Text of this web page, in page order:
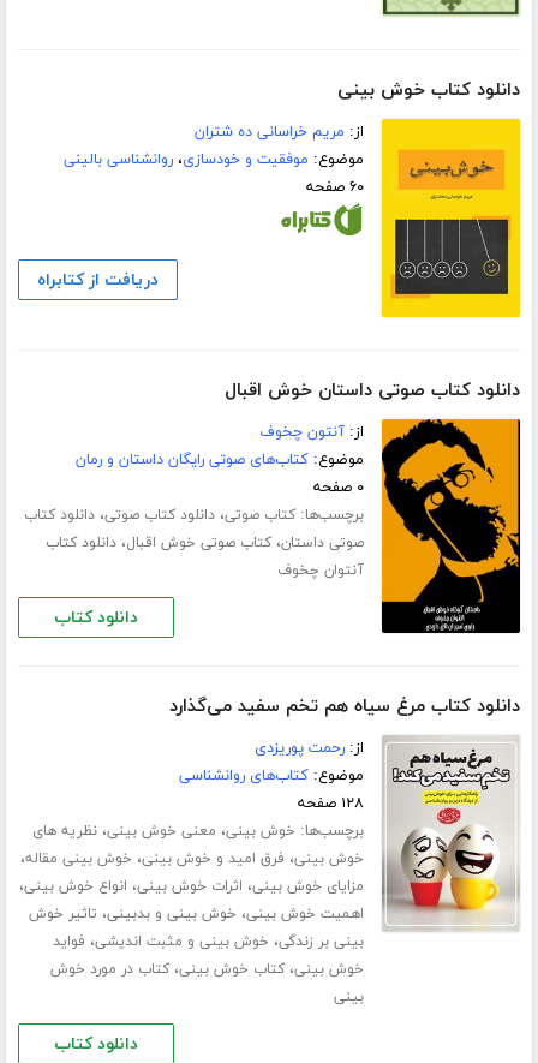
دانلود کتاب خوش بینی
از: مریم خراسانی ده شتران
موضوع: موفقیت و خودسازی،روانشناسی بالینی
۶۰ صفحه
دریافت از کتابراه
دانلود کتاب صوتی داستان خوش اقبال
از:آنتون چخوف
موضوع:کتاب‌های صوتی رایگان داستان و رمان
۰ صفحه
برچسب‌ها:کتاب صوتی،دانلود کتاب صوتی،دانلود کتاب
صوتی داستان،کتاب صوتی خوش اقبال،دانلود کتاب
آنتوان چخوف
دانلود کتاب
دانلود کتاب مرغ سیاه هم تخم سفید می‌گذارد
از:رحمت پوریزدی
موضوع:کتاب‌های روانشناسی
۱۲۸ صفحه
برچسب‌ها: خوش بینی، معنی خوش بینی،نظریه های
خوش بینی، فرق امید و خوش بینی، خوش بینی مقاله،
مزایای خوش بینی، اثرات خوش بینی، انواع خوش بینی،
اهمیت خوش بینی، خوش بینی و بدبینی، تاثیر خوش
بینی بر زندگی، خوش بینی و مثبت اندیشی، فواید
خوش بینی،کتاب خوش بینی،کتاب در مورد خوش
بینی
دانلود کتاب